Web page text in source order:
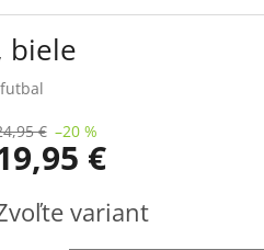
biele
€ –20 %
€
variant